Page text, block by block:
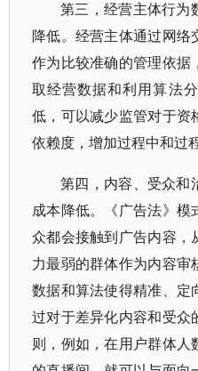
第三，经营主体行为
降低。经营主体通过网络
作为比较准确的管理依据
取经营数据和利用算法
低，可以减少监管对于资
依赖度，增加过程中和过
第四，内容、受众和
成本降低。《广告法》模
众都会接触到广告内容，
力最弱的群体作为内容审
数据和算法使得精准、定
过对于差异化内容和受众
则，例如，在用户群体人